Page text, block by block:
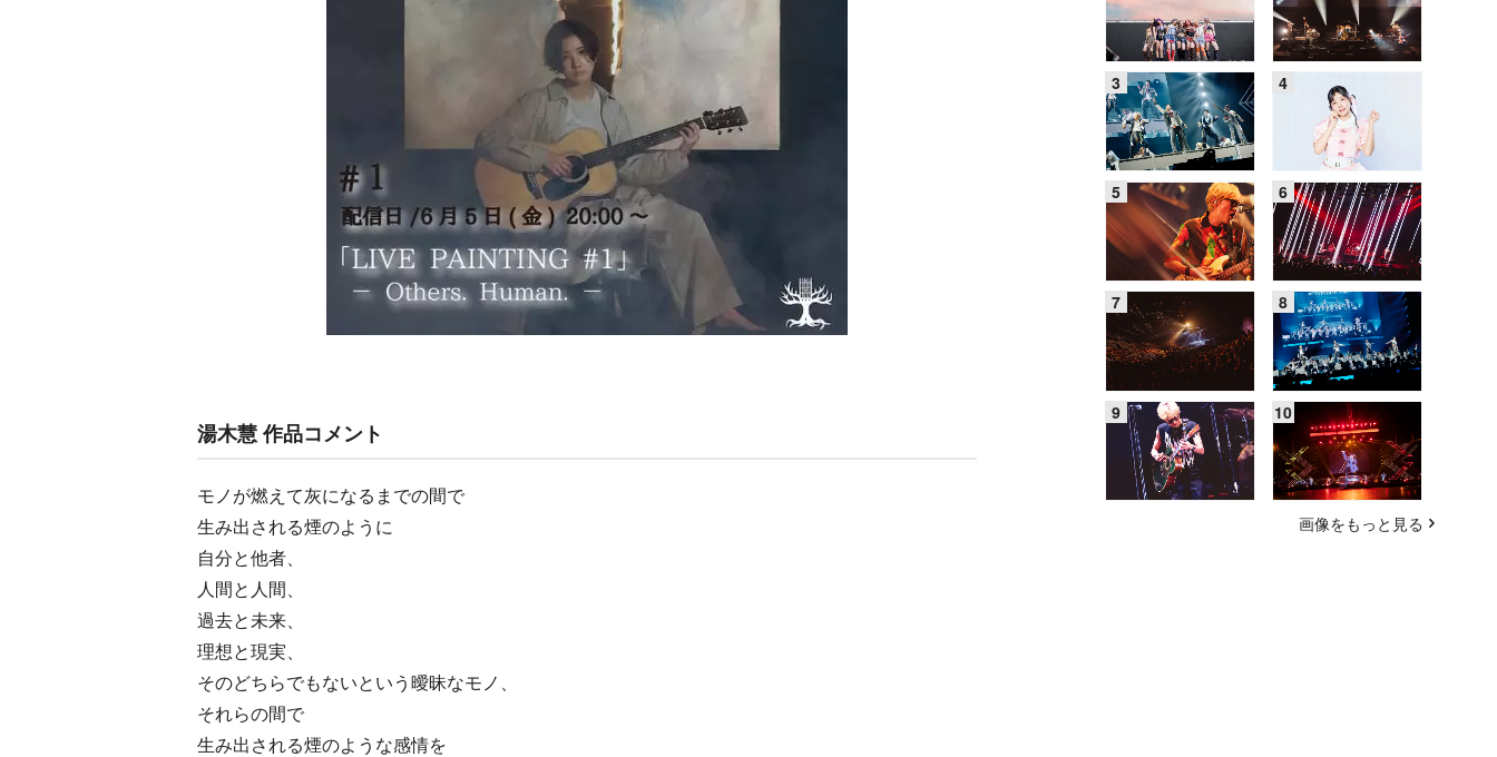
湯木慧 作品コメント
モノが燃えて灰になるまでの間で
生み出される煙のように
自分と他者、
人間と人間、
過去と未来、
理想と現実、
そのどちらでもないという曖昧なモノ、
それらの間で
生み出される煙のような感情を
画像をもっと見る